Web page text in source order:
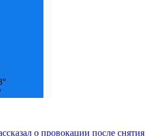
о провокации после снятия